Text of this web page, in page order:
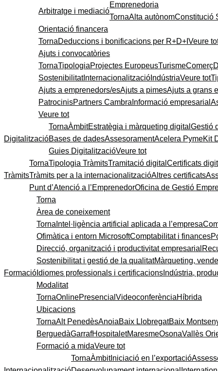
Arbitratge i mediació
Emprenedoria
TornaAlta autònomConstitució
Orientació financera
TornaDeduccions i bonificacions per R+D+I Veure
Ajuts i convocatòries
TornaTipologiaProjectes EuropeusTurismeComerç
SostenibilitatInternacionalització IndústriaVeure tot
Ajuts a emprenedors/esAjuts a pimesAjuts a grans
PatrocinisPartners Cambra Informació empresarial
Veure tot
Digitalització
TornaÀmbitEstratègia i màrqueting digital Gestió
Bases de dadesAssesoramentAcelera PymeKit
Guies DigitalitzacióVeure tot
Tràmits
TornaTipologia TràmitsTramitació digital Certificats
Tràmits per a la internacionalitzacióAltres certificats
Punt d’Atenció a l’EmprenedorOficina de Gestió
Formació
Torna
Àrea de coneixement
Torna Intel·ligència artificial aplicada a l’empresa
Ofimàtica i entorn MicrosoftComptabilitat i finances
Direcció, organització i productivitat empresarial
Sostenibilitat i gestió de la qualitatMàrqueting,
Idiomes professionals i certificacions Indústria,
Modalitat
TornaOnlinePresencial VideoconferènciaHíbrida
Ubicacions
TornaAlt PenedèsAnoiaBaix LlobregatBaix
BerguedàGarrafHospitaletMaresmeOsonaVallès
Formació a midaVeure tot
TornaÀmbitIniciació en l’exportació